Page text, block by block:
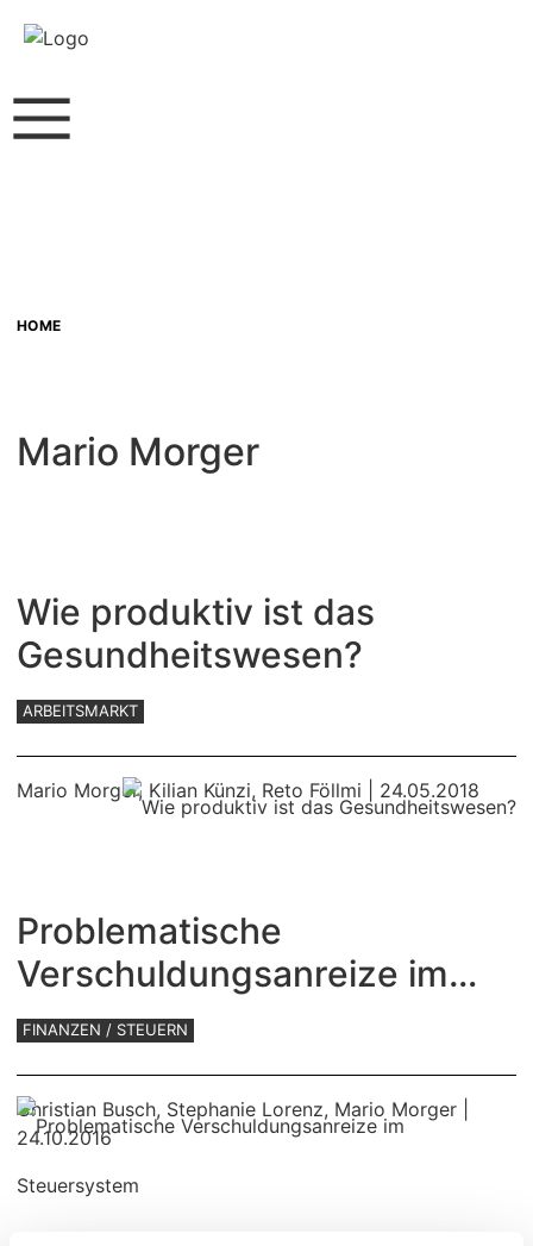
HOME
Mario Morger
Wie produktiv ist das
Gesundheitswesen?
ARBEITSMARKT
Mario Morger, Kilian Künzi, Reto Föllmi | 24.05.2018
Problematische
Verschuldungsanreize im
Steuersystem
FINANZEN / STEUERN
Christian Busch, Stephanie Lorenz, Mario Morger
24.10.2016